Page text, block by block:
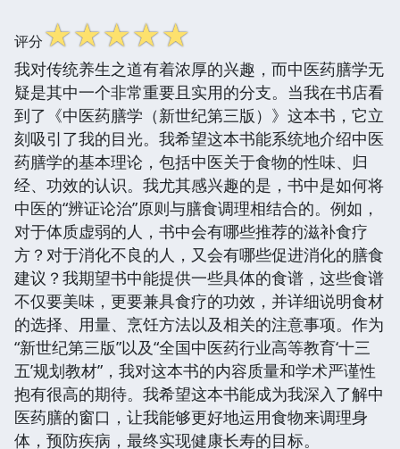
评分☆☆☆☆☆
我对传统养生之道有着浓厚的兴趣，而中医药膳学无
疑是其中一个非常重要且实用的分支。当我在书店看
到了《中医药膳学（新世纪第三版）》这本书，它立
刻吸引了我的目光。我希望这本书能系统地介绍中医
药膳学的基本理论，包括中医关于食物的性味、归
经、功效的认识。我尤其感兴趣的是，书中是如何将
中医的“辨证论治”原则与膳食调理相结合的。例如，
对于体质虚弱的人，书中会有哪些推荐的滋补食疗
方？对于消化不良的人，又会有哪些促进消化的膳食
建议？我期望书中能提供一些具体的食谱，这些食谱
不仅要美味，更要兼具食疗的功效，并详细说明食材
的选择、用量、烹饪方法以及相关的注意事项。作为
“新世纪第三版”以及“全国中医药行业高等教育‘十三
五’规划教材”，我对这本书的内容质量和学术严谨性
抱有很高的期待。我希望这本书能成为我深入了解中
医药膳的窗口，让我能够更好地运用食物来调理身
体，预防疾病，最终实现健康长寿的目标。